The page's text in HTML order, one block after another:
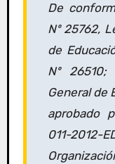
De
Nº 25762,
de
Nº
General de
aprobado
011-